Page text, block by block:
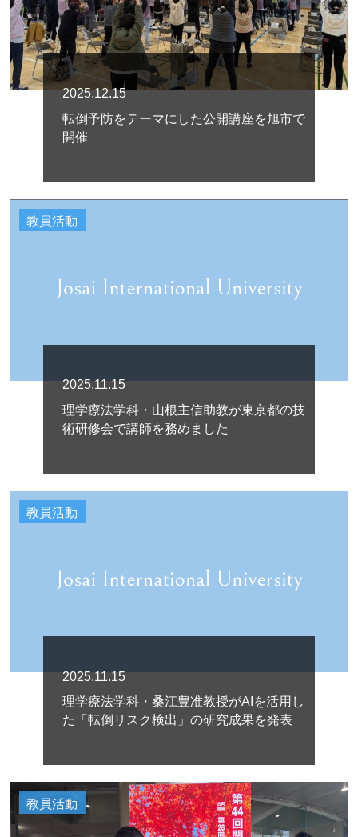
2025.12.15
転倒予防をテーマにした公開講座を旭市で
開催
教員活動
2025.11.15
理学療法学科・山根主信助教が東京都の技
術研修会で講師を務めました
教員活動
2025.11.15
理学療法学科・桑江豊准教授がAIを活用し
た「転倒リスク検出」の研究成果を発表
教員活動